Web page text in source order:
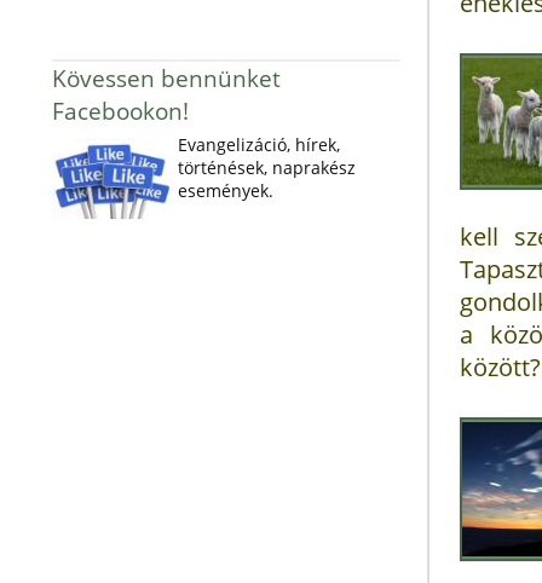
Kövessen bennünket
Facebookon!
Evangelizáció, hírek,
történések, naprakész
események.
kell
a